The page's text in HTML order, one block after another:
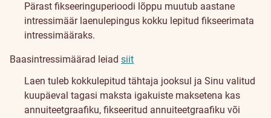
Pärast fikseeringuperioodi lõppu muutub aastane
intressimäär laenulepingus kokku lepitud fikseerimata
intressimääraks.
Baasintressimäärad leiad siit
Laen tuleb kokkulepitud tähtaja jooksul ja Sinu valitud
kuupäeval tagasi maksta igakuiste maksetena kas
annuiteetgraafiku, fikseeritud annuiteetgraafiku või